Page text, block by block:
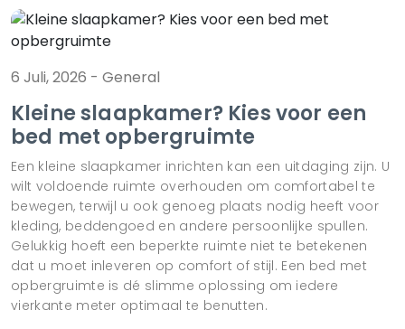
6 Juli, 2026 - General
Kleine slaapkamer? Kies voor een
bed met opbergruimte
Een kleine slaapkamer inrichten kan een uitdaging zijn. U
wilt voldoende ruimte overhouden om comfortabel te
bewegen, terwijl u ook genoeg plaats nodig heeft voor
kleding, beddengoed en andere persoonlijke spullen.
Gelukkig hoeft een beperkte ruimte niet te betekenen
dat u moet inleveren op comfort of stijl. Een bed met
opbergruimte is dé slimme oplossing om iedere
vierkante meter optimaal te benutten.